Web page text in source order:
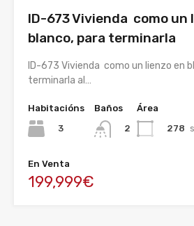
ID-673 Vivienda como un
blanco, para terminarla
ID-673 Vivienda como un lienzo en
terminarla al…
Habitacións
3
Baños
2
Área
278
En Venta
199,999€